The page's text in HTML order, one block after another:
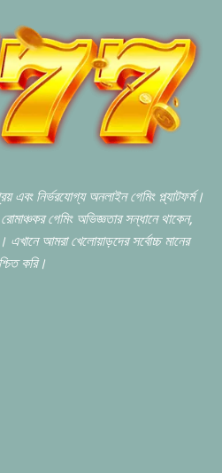
এবং নির্ভরযোগ্য অনলাইন গেমিং প্ল্যাটফর্ম।
গেমিং অভিজ্ঞতার সন্ধানে থাকেন,
আমরা খেলোয়াড়দের সর্বোচ্চ মানের
করি।